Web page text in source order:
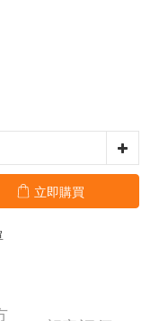
立即購買